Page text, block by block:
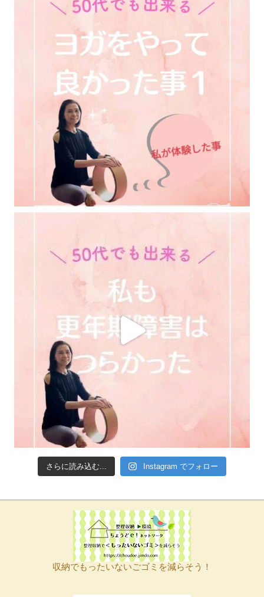
さらに読み込む... Instagram でフォロー
収納でもったいないごゴミを減らそう！